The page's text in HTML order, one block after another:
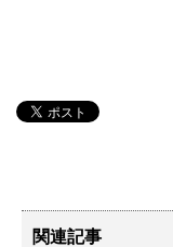
関連記事